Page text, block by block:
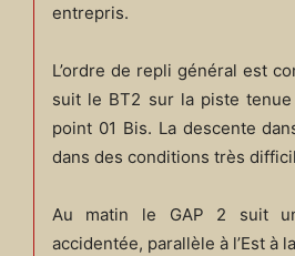
entrepris.
L’ordre de repli général est
suit le BT2 sur la piste tenue
point 01 Bis. La descente
dans des conditions très
Au matin le GAP 2 suit
accidentée, parallèle à l’Est à